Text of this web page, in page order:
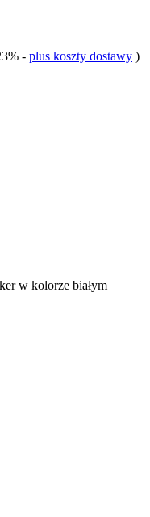
- plus koszty dostawy )
w kolorze białym